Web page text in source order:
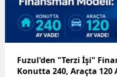
Fuzul'den "Terzi İşi"
Konutta 240, Araçta 120